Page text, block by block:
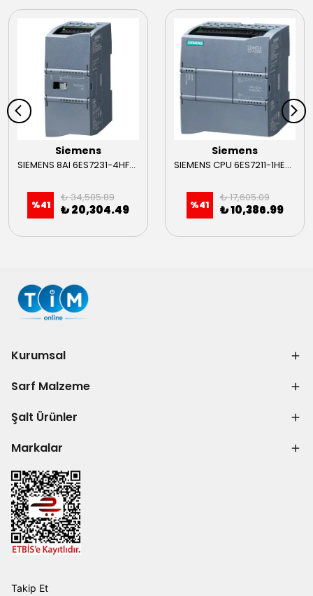
Siemens
SIEMENS 8AI 6ES7231-4HF32-0XB0
%41
₺ 34,505.89
₺ 20,304.49
Siemens
SIEMENS CPU 6ES7211-1HE40-0XB0
%41
₺ 17,605.09
₺ 10,386.99
Kurumsal
Sarf Malzeme
Şalt Ürünler
Markalar
Takip Et